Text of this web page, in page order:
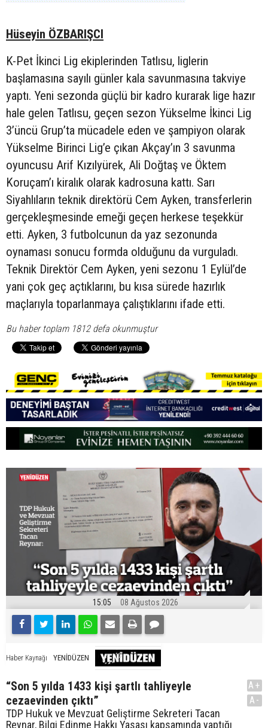
Hüseyin ÖZBARIŞCI
K-Pet İkinci Lig ekiplerinden Tatlısu, liglerin
başlamasına sayılı günler kala savunmasına takviye
yaptı. Yeni sezonda güçlü bir kadro kurarak lige hazır
hale gelen Tatlısu, geçen sezon Yükselme İkinci Lig
3’üncü Grup’ta mücadele eden ve şampiyon olarak
Yükselme Birinci Lig’e çıkan Akçay’ın 3 savunma
oyuncusu Arif Kızılyürek, Ali Doğtaş ve Öktem
Koruçam’ı kiralık olarak kadrosuna kattı. Sarı
Siyahlıların teknik direktörü Cem Ayken, transferlerin
gerçekleşmesinde emeği geçen herkese teşekkür
etti. Ayken, 3 futbolcunun da yaz sezonunda
oynaması sonucu formda olduğunu da vurguladı.
Teknik Direktör Cem Ayken, yeni sezonu 1 Eylül’de
yani çok geç açtıklarını, bu kısa sürede hazırlık
maçlarıyla toparlanmaya çalıştıklarını ifade etti.
Bu haber toplam 1812 defa okunmuştur
15:05 08 Ağustos 2026
Haber Kaynağı YENİDÜZEN
“Son 5 yılda 1433 kişi şartlı tahliyeyle
cezaevinden çıktı”
TDP Hukuk ve Mevzuat Geliştirme Sekreteri Tacan
Reynar, Bilgi Edinme Hakkı Yasası kapsamında yaptığı
A+
A-